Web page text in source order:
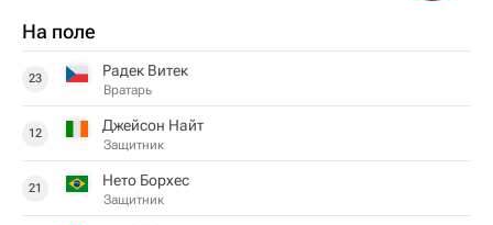
На поле
23 Радек Витек
Вратарь
12 Джейсон Найт
Защитник
21 Нето Борхес
Защитник